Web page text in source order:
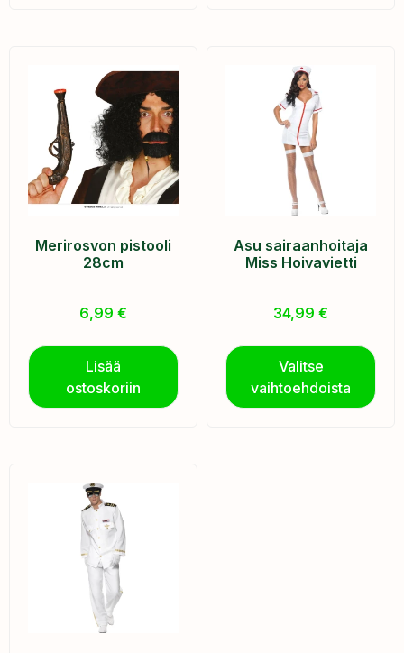
Merirosvon pistooli
28cm
6,99 €
Lisää
ostoskoriin
Asu sairaanhoitaja
Miss Hoivavietti
34,99 €
Valitse
vaihtoehdoista